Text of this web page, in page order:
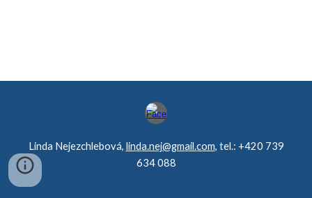
Linda Nejezchlebová, linda.nej@gmail.com, tel.: +420 739
634 088